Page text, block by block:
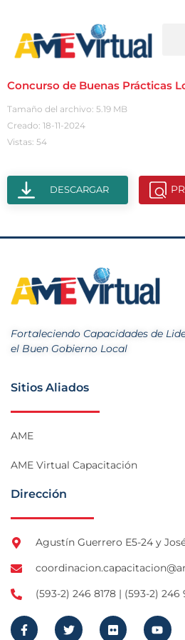
Concurso de Buenas Prácticas
Tamaño del archivo: 5.19 MB
Creado: 18-11-2024
Vistas: 54
DESCARGAR
Fortaleciendo Capacidades de
el Buen Gobierno Local
Sitios Aliados
AME
AME Virtual Capacitación
Dirección
Agustín Guerrero E5-24 y
(593-2) 246 8178 | (593-2) 246